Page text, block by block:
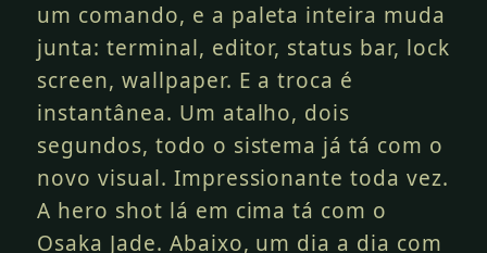
um comando, e a paleta inteira muda
junta: terminal, editor, status bar, lock
screen, wallpaper. E a troca é
instantânea. Um atalho, dois
segundos, todo o sistema já tá com o
novo visual. Impressionante toda vez.
A hero shot lá em cima tá com o
Osaka Jade. Abaixo, um dia a dia com